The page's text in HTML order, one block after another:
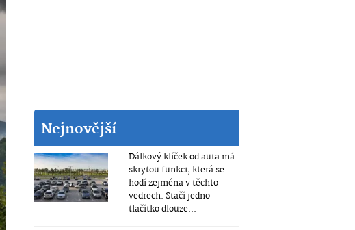
Nejnovější
Dálkový klíček od auta má
skrytou funkci, která se
hodí zejména v těchto
vedrech. Stačí jedno
tlačítko dlouze...